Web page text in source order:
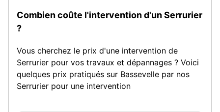
Combien coûte l'intervention d'un Serrurier
?
Vous cherchez le prix d'une intervention de
Serrurier pour vos travaux et dépannages ? Voici
quelques prix pratiqués sur Bassevelle par nos
Serrurier pour une intervention